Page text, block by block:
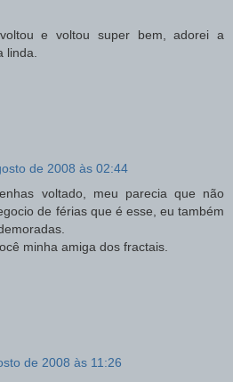
e voltou super bem, adorei a
linda.
de 2008 às 02:44
voltado, meu parecia que não
de férias que é esse, eu também
minha amiga dos fractais.
de 2008 às 11:26